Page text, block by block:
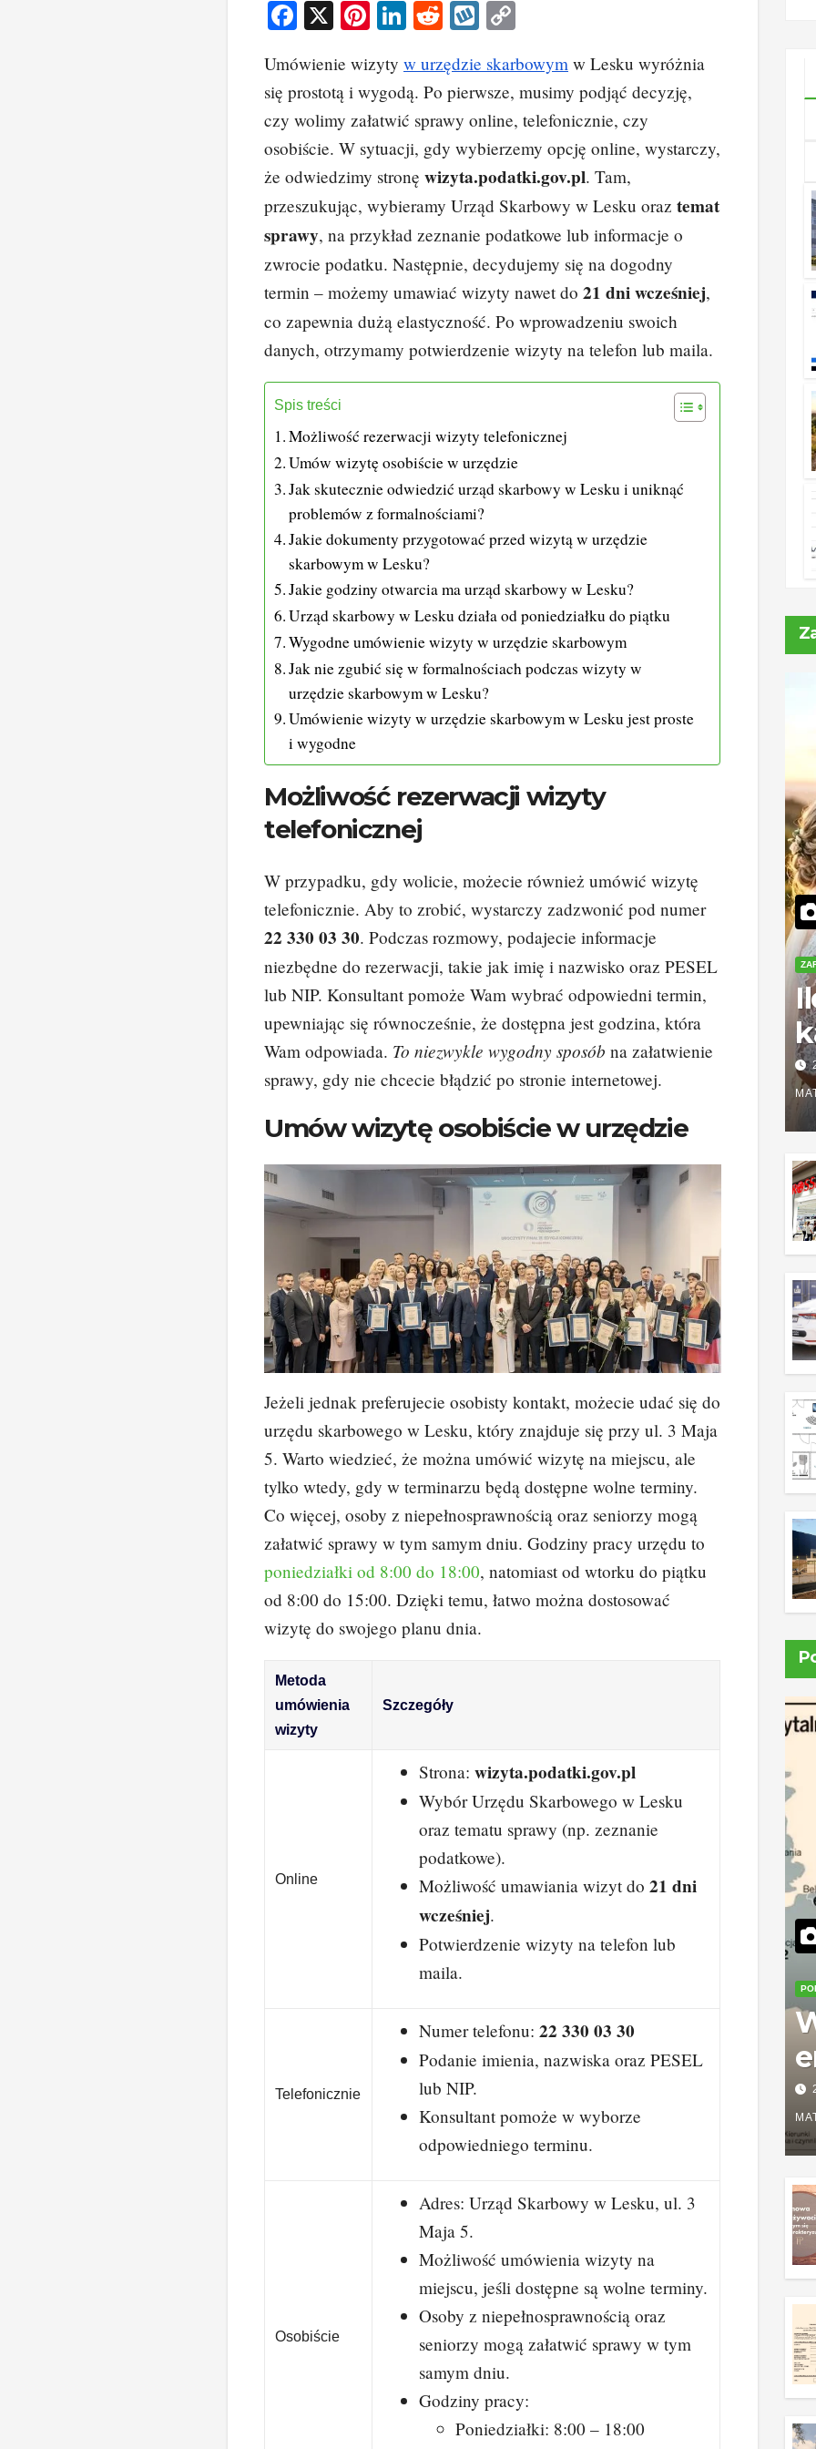
F
c
e
b
o
o
k
X
Pi
er
e
st
Li
k
e
dI
n
R
d
di
t
W
o
p
p
y
Li
n
k
Umówienie wizyty w urzędzie skarbowym w Lesku wyróżnia
się prostotą i wygodą. Po pierwsze, musimy podjąć decyzję,
czy wolimy załatwić sprawy online, telefonicznie, czy
osobiście. W sytuacji, gdy wybierzemy opcję online, wystarczy,
że odwiedzimy stronę wizyta.podatki.gov.pl. Tam,
przeszukując, wybieramy Urząd Skarbowy w Lesku oraz temat
sprawy, na przykład zeznanie podatkowe lub informacje o
zwrocie podatku. Następnie, decydujemy się na dogodny
termin – możemy umawiać wizyty nawet do 21 dni wcześniej,
co zapewnia dużą elastyczność. Po wprowadzeniu swoich
danych, otrzymamy potwierdzenie wizyty na telefon lub maila.
Spis treści
Możliwość rezerwacji wizyty telefonicznej
Umów wizytę osobiście w urzędzie
Jak skutecznie odwiedzić urząd skarbowy w Lesku i uniknąć
problemów z formalnościami?
Jakie dokumenty przygotować przed wizytą w urzędzie
skarbowym w Lesku?
Jakie godziny otwarcia ma urząd skarbowy w Lesku?
Urząd skarbowy w Lesku działa od poniedziałku do piątku
Wygodne umówienie wizyty w urzędzie skarbowym
Jak nie zgubić się w formalnościach podczas wizyty w
urzędzie skarbowym w Lesku?
Umówienie wizyty w urzędzie skarbowym w Lesku jest proste
i wygodne
Możliwość rezerwacji wizyty
telefonicznej
W przypadku, gdy wolicie, możecie również umówić wizytę
telefonicznie. Aby to zrobić, wystarczy zadzwonić pod numer
22 330 03 30. Podczas rozmowy, podajecie informacje
niezbędne do rezerwacji, takie jak imię i nazwisko oraz PESEL
lub NIP. Konsultant pomoże Wam wybrać odpowiedni termin,
upewniając się równocześnie, że dostępna jest godzina, która
Wam odpowiada. To niezwykle wygodny sposób na załatwienie
sprawy, gdy nie chcecie błądzić po stronie internetowej.
Umów wizytę osobiście w urzędzie
Jeżeli jednak preferujecie osobisty kontakt, możecie udać się do
urzędu skarbowego w Lesku, który znajduje się przy ul. 3 Maja
5. Warto wiedzieć, że można umówić wizytę na miejscu, ale
tylko wtedy, gdy w terminarzu będą dostępne wolne terminy.
Co więcej, osoby z niepełnosprawnością oraz seniorzy mogą
załatwić sprawy w tym samym dniu. Godziny pracy urzędu to
poniedziałki od 8:00 do 18:00, natomiast od wtorku do piątku
od 8:00 do 15:00. Dzięki temu, łatwo można dostosować
wizytę do swojego planu dnia.
Metoda
umówienia
wizyty
Szczegóły
Online
Strona:wizyta.podatki.gov.pl
Wybór Urzędu Skarbowego w Lesku
oraz tematu sprawy (np. zeznanie
podatkowe).
Możliwość umawiania wizyt do21 dni
wcześniej.
Potwierdzenie wizyty na telefon lub
maila.
Telefonicznie
Numer telefonu:22 330 03 30
Podanie imienia, nazwiska oraz PESEL
lub NIP.
Konsultant pomoże w wyborze
odpowiedniego terminu.
Osobiście
Adres: Urząd Skarbowy w Lesku, ul. 3
Maja 5.
Możliwość umówienia wizyty na
miejscu, jeśli dostępne są wolne terminy.
Osoby z niepełnosprawnością oraz
seniorzy mogą załatwić sprawy w tym
samym dniu.
Godziny pracy:
Poniedziałki: 8:00 – 18:00